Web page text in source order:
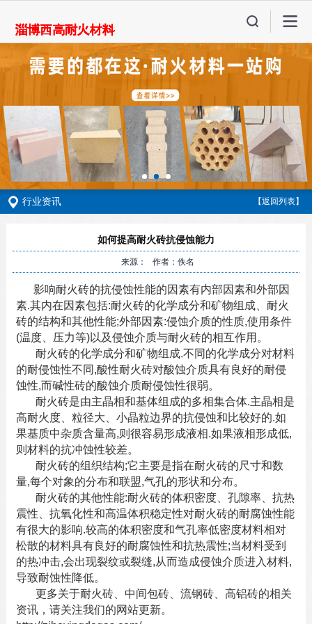
行业资讯 【返回列表】
如何提高耐火砖抗侵蚀能力
来源： 作者：佚名
影响耐火砖的抗侵蚀性能的因素有内部因素和外部因
素.其内在因素包括:耐火砖的化学成分和矿物组成、耐火
砖的结构和其他性能;外部因素:侵蚀介质的性质,使用条件
(温度、压力等)以及侵蚀介质与耐火砖的相互作用。
耐火砖的化学成分和矿物组成.不同的化学成分对材料
的耐侵蚀性不同,酸性耐火砖对酸蚀介质具有良好的耐侵
蚀性,而碱性砖的酸蚀介质耐侵蚀性很弱。
耐火砖是由主晶相和基体组成的多相集合体.主晶相是
高耐火度、粒径大、小晶粒边界的抗侵蚀和比较好的.如
果基质中杂质含量高,则很容易形成液相.如果液相形成低,
则材料的抗冲蚀性较差。
耐火砖的组织结构;它主要是指在耐火砖的尺寸和数
量,每个对象的分布和联盟,气孔的形状和分布。
耐火砖的其他性能:耐火砖的体积密度、孔隙率、抗热
震性、抗氧化性和高温体积稳定性对耐火砖的耐腐蚀性能
有很大的影响.较高的体积密度和气孔率低密度材料相对
松散的材料具有良好的耐腐蚀性和抗热震性;当材料受到
的热冲击,会出现裂纹或裂缝,从而造成侵蚀介质进入材料,
导致耐蚀性降低。
更多关于耐火砖、 中间包砖、 流钢砖、 高铝砖的相关
资讯，请关注我们的网站更新。